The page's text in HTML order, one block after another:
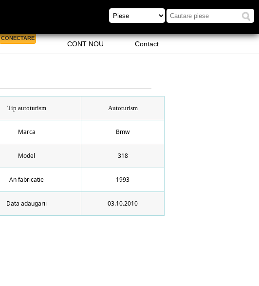
CONECTARE
CONT NOU Contact
Tip autoturism Autoturism
Marca Bmw
Model 318
An fabricatie 1993
Data adaugarii 03.10.2010